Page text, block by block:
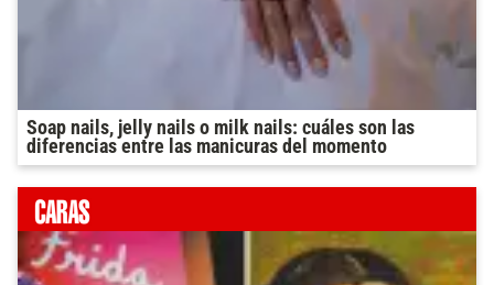
Soap nails, jelly nails o milk nails: cuáles son las
diferencias entre las manicuras del momento